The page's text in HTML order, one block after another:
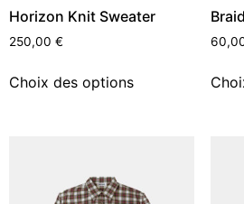
Horizon Knit Sweater
250,00 €
Choix des options